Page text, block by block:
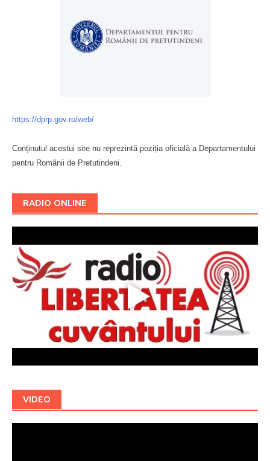
https://dprp.gov.ro/web/
Conținutul acestui site nu reprezintă poziția oficială a Departamentului
pentru Românii de Pretutindeni.
RADIO ONLINE
VIDEO